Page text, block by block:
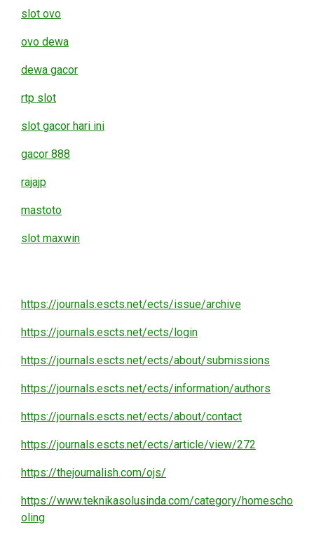
slot ovo
ovo dewa
dewa gacor
rtp slot
slot gacor hari ini
gacor 888
rajajp
mastoto
slot maxwin
https://journals.escts.net/ects/issue/archive
https://journals.escts.net/ects/login
https://journals.escts.net/ects/about/submissions
https://journals.escts.net/ects/information/authors
https://journals.escts.net/ects/about/contact
https://journals.escts.net/ects/article/view/272
https://thejournalish.com/ojs/
https://www.teknikasolusinda.com/category/homescho
oling